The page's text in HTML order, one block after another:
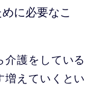
に必要なこ
介護をしている
増えていくとい